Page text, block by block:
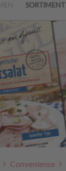
SORTIMENT
Convenience